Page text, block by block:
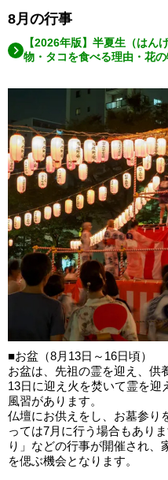
8月の行事
【2026年版】半夏生（はん
物・タコを食べる理由・花の
■お盆（8月13日～16日頃）
お盆は、先祖の霊を迎え、供
13日に迎え火を焚いて霊を迎
風習があります。
仏壇にお供えをし、お墓参り
っては7月に行う場合もあり
り」などの行事が開催され、
を偲ぶ機会となります。